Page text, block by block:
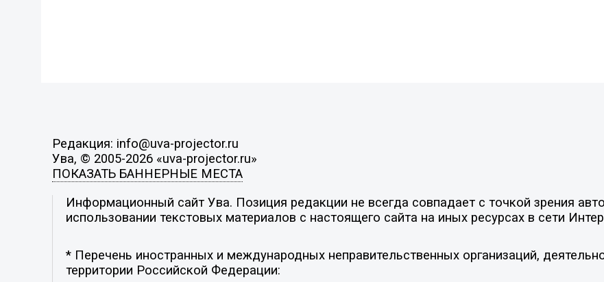
Редакция: info@uva-projector.ru
Ува, © 2005-2026 «uva-projector.ru»
ПОКАЗАТЬ БАННЕРНЫЕ МЕСТА
Информационный сайт Ува. Позиция редакции не всегда совпадает с точкой зрения
использовании текстовых материалов с настоящего сайта на иных ресурсах в сети
* Перечень иностранных и международных неправительственных организаций,
территории Российской Федерации: